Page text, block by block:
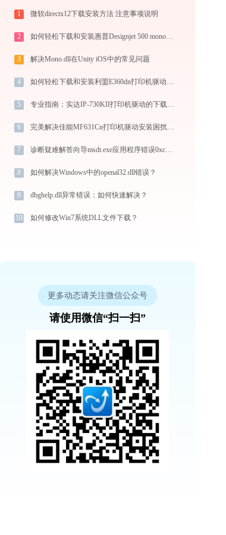
1 微软directx12下载安装方法 注意事项说明
2 如何轻松下载和安装惠普Designjet 500 mono(42英寸)(C7770E)打印机驱动？跟着这篇指南走
3 解决Mono.dll在Unity iOS中的常见问题
4 如何轻松下载和安装利盟E360dn打印机驱动？跟着这篇指南走
5 专业指南：实达IP-730KII打印机驱动的下载与安装步骤详解
6 完美解决佳能MF631Cn打印机驱动安装困扰，全面下载安装教程
7 诊断疑难解答向导msdt.exe应用程序错误0xc0000005解决方法
8 如何解决Windows中的openal32.dll错误？
9 dbghelp.dll异常错误：如何快速解决？
10 如何修改Win7系统DLL文件下载？
更多动态请关注微信公众号
请使用微信“扫一扫”